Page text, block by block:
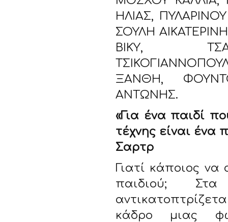
ΗΛΙΑΣ,
ΣΟΥΛΗ
ΒΙΚΥ,
ΞΑΝΘΗ,
ΑΝΤΩΝΗΣ.
«Για ένα παιδί
τέχνης είναι ένα
Σαρτρ
Γιατί κάποιος
παιδιού;
κάδρο μιας